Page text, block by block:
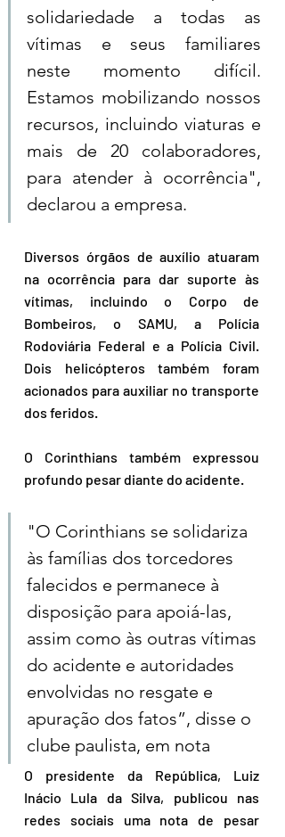
solidariedade a todas as
vítimas e seus familiares
neste momento difícil.
Estamos mobilizando nossos
recursos, incluindo viaturas e
mais de 20 colaboradores,
para atender à ocorrência",
declarou a empresa.
Diversos órgãos de auxílio atuaram
na ocorrência para dar suporte às
vítimas, incluindo o Corpo de
Bombeiros, o SAMU, a Polícia
Rodoviária Federal e a Polícia Civil.
Dois helicópteros também foram
acionados para auxiliar no transporte
dos feridos.
O Corinthians também expressou
profundo pesar diante do acidente.
"O Corinthians se solidariza
às famílias dos torcedores
falecidos e permanece à
disposição para apoiá-las,
assim como às outras vítimas
do acidente e autoridades
envolvidas no resgate e
apuração dos fatos”, disse o
clube paulista, em nota
O presidente da República, Luiz
Inácio Lula da Silva, publicou nas
redes sociais uma nota de pesar